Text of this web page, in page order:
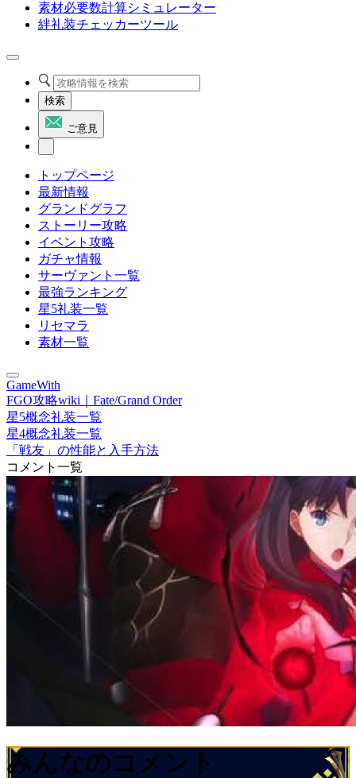
素材必要数計算シミュレーター
絆礼装チェッカーツール
検索
ご意見
トップページ
最新情報
グランドグラフ
ストーリー攻略
イベント攻略
ガチャ情報
サーヴァント一覧
最強ランキング
星5礼装一覧
リセマラ
素材一覧
GameWith
FGO攻略wiki｜Fate/Grand Order
星5概念礼装一覧
星4概念礼装一覧
「戦友」の性能と入手方法
コメント一覧
みんなのコメント